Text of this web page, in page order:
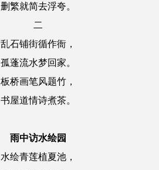
删繁就简去浮夸。
二
乱石铺街循作衙，
孤蓬流水梦回家。
板桥画笔风题竹，
书屋道情诗煮茶。
雨中访水绘园
水绘青莲植夏池，